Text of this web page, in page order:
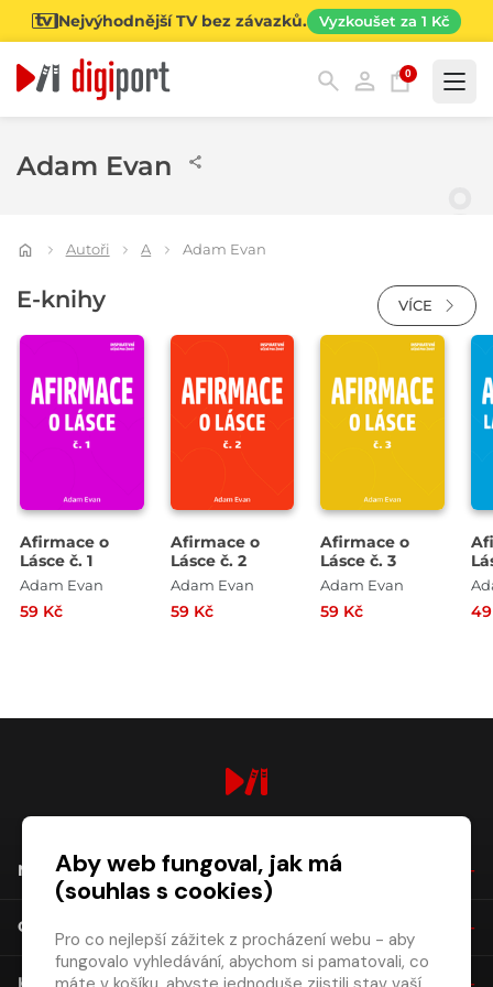
Nejvýhodnější TV bez závazků. Vyzkoušet za 1 Kč
0
Adam Evan
Autoři A Adam Evan
E-knihy VÍCE
Afirmace o
Lásce č. 1
Adam Evan
59 Kč
Afirmace o
Lásce č. 2
Adam Evan
59 Kč
Afirmace o
Lásce č. 3
Adam Evan
59 Kč
č.
NÁKUP
O SPOLEČNOSTI
Aby web fungoval, jak má
(souhlas s cookies)
Pro co nejlepší zážitek z procházení webu - aby
fungovalo vyhledávání, abychom si pamatovali, co